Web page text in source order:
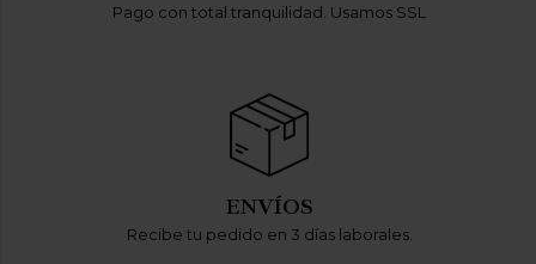
Pago con total tranquilidad. Usamos SSL
ENVÍOS
Recibe tu pedido en 3 días laborales.